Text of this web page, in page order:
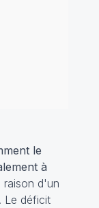
le
à
raison d'un
Le déficit